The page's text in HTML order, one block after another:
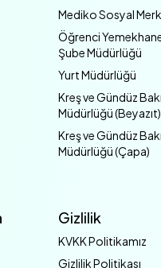
Mediko Sosyal
Öğrenci
Şube Müdürlüğü
Yurt Müdürlüğü
Kreş ve Gündüz
Müdürlüğü (Beyazıt)
Kreş ve Gündüz
Müdürlüğü (Çapa)
Gizlilik
KVKK Politikamız
Gizlilik Politikası